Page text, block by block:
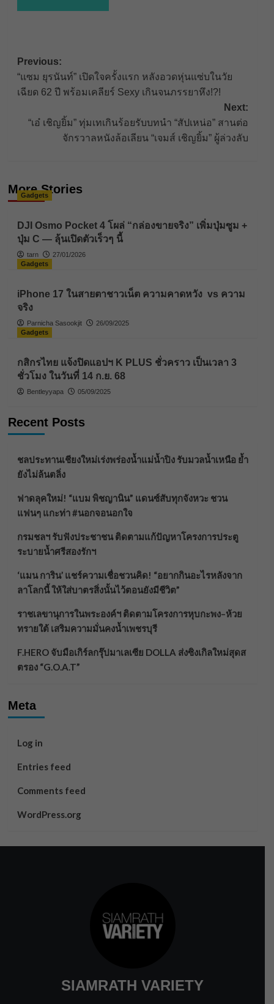
Post
navigation
Previous:
“แซม ยุรนันท์” เปิดใจครั้งแรก หลังอวดหุ่นแซ่บในวัย
เฉียด 62 ปี พร้อมเคลียร์ Sexy เกินจนภรรยาหึง!?!
Next:
“เอ๋ เชิญยิ้ม” ทุ่มเทเกินร้อยรับบทนำ “สัปเหน่อ” สานต่อ
จักรวาลหนังล้อเลียน “เจมส์ เชิญยิ้ม” ผู้ล่วงลับ
More Stories
Gadgets
DJI Osmo Pocket 4 โผล่ “กล่องขายจริง” เพิ่มปุ่มซูม +
ปุ่ม C — ลุ้นเปิดตัวเร็วๆ นี้
tarn
27/01/2026
Gadgets
iPhone 17 ในสายตาชาวเน็ต ความคาดหวัง vs ความ
จริง
Parnicha Sasookjit
26/09/2025
Gadgets
กสิกรไทย แจ้งปิดแอปฯ K PLUS ชั่วคราว เป็นเวลา 3
ชั่วโมง ในวันที่ 14 ก.ย. 68
Bentleyyapa 05/09/2025
Recent Posts
ชลประทานเชียงใหม่เร่งพร่องน้ำแม่น้ำปิง รับมวลน้ำเหนือ ย้ำ
ยังไม่ล้นตลิ่ง
ฟาดลุคใหม่! “แบม พิชญานิน” แดนซ์สับทุกจังหวะ ชวน
แฟนๆ แกะท่า #นอกจอนอกใจ
กรมชลฯ รับฟังประชาชน ติดตามแก้ปัญหาโครงการประตู
ระบายน้ำศรีสองรักฯ
‘แมน การิน’ แชร์ความเชื่อชวนคิด! “อยากกินอะไรหลังจาก
ลาโลกนี้ ให้ใส่บาตรสิ่งนั้นไว้ตอนยังมีชีวิต”
ราชเลขานุการในพระองค์ฯ ติดตามโครงการหุบกะพง–ห้วย
ทรายใต้ เสริมความมั่นคงน้ำเพชรบุรี
F.HERO จับมือเกิร์ลกรุ๊ปมาเลเซีย DOLLA ส่งซิงเกิลใหม่สุดส
ตรอง “G.O.A.T”
Meta
Log in
Entries feed
Comments feed
WordPress.org
SIAMRATH VARIETY